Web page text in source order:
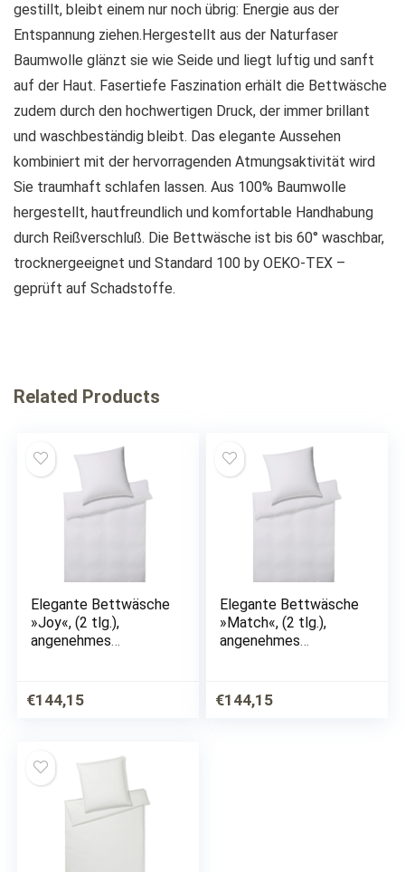
gestillt, bleibt einem nur noch übrig: Energie aus der
Entspannung ziehen.Hergestellt aus der Naturfaser
Baumwolle glänzt sie wie Seide und liegt luftig und sanft
auf der Haut. Fasertiefe Faszination erhält die Bettwäsche
zudem durch den hochwertigen Druck, der immer brillant
und waschbeständig bleibt. Das elegante Aussehen
kombiniert mit der hervorragenden Atmungsaktivität wird
Sie traumhaft schlafen lassen. Aus 100% Baumwolle
hergestellt, hautfreundlich und komfortable Handhabung
durch Reißverschluß. Die Bettwäsche ist bis 60° waschbar,
trocknergeeignet und Standard 100 by OEKO-TEX –
geprüft auf Schadstoffe.
Related Products
Elegante Bettwäsche
»Joy«, (2 tlg.),
angenehmes
€144,15
Elegante Bettwäsche
»Match«, (2 tlg.),
angenehmes
€144,15